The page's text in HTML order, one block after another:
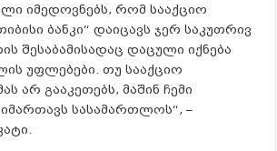
იმედოვნებს, რომ სააქციო
ბანკი“ დაიცავს ჯერ საკუთრივ
შესაბამისადაც დაცული იქნება
უფლებები. თუ სააქციო
არ გააკეთებს, მაშინ ჩემი
სასამართლოს“, –